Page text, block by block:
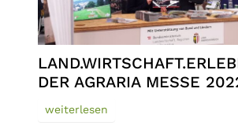
DER AGRARIA MESSE
weiterlesen